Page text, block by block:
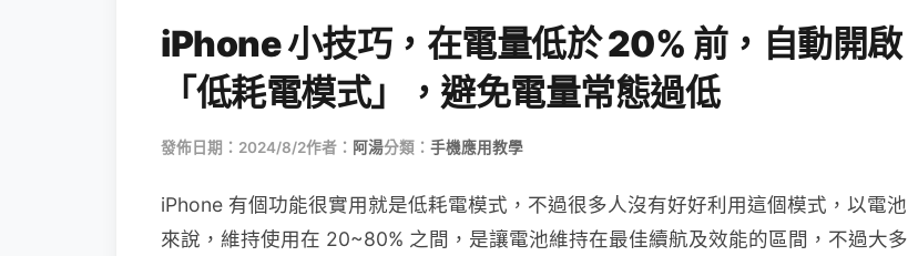
iPhone 小技巧，在電量低於 20% 前，自動開啟
「低耗電模式」，避免電量常態過低
發佈日期：2024/8/2作者： 阿湯分類： 手機應用教學
iPhone 有個功能很實用就是低耗電模式，不過很多人沒有好好利用這個模式，以電池
來說，維持使用在 20~80% 之間，是讓電池維持在最佳續航及效能的區間，不過大多